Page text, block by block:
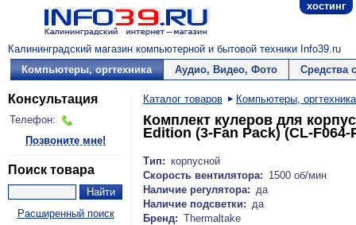
хостинг
Калининградский магазин компьютерной и бытовой техники Info39.ru
Компьютеры, оргтехника
Аудио, Видео, Фото Средства
Консультация
Телефон:
Позвоните мне!
Поиск товара
Расширенный поиск
Каталог товаров Компьютеры, оргтехника
Комплект кулеров для
Edition (3-Fan Pack) (CL-F064-
Тип: корпусной
Скорость вентилятора: 1500 об/мин
Наличие регулятора: да
Наличие подсветки: да
Бренд: Thermaltake